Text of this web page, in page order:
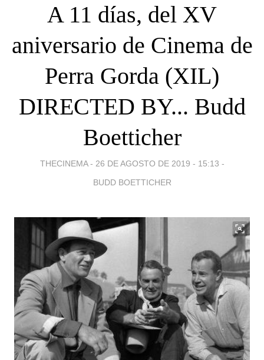
A 11 días, del XV
aniversario de Cinema de
Perra Gorda (XIL)
DIRECTED BY... Budd
Boetticher
THECINEMA - 26 DE AGOSTO DE 2019 - 15:13 -
BUDD BOETTICHER